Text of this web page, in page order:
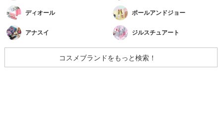
ディオール ポールアンドジョー
アナスイ ジルスチュアート
コスメブランドをもっと検索！